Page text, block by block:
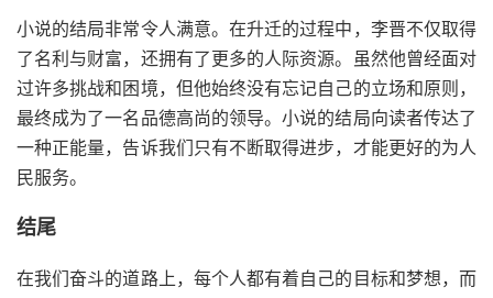
小说的结局非常令人满意。在升迁的过程中，李晋不仅取得
了名利与财富，还拥有了更多的人际资源。虽然他曾经面对
过许多挑战和困境，但他始终没有忘记自己的立场和原则，
最终成为了一名品德高尚的领导。小说的结局向读者传达了
一种正能量，告诉我们只有不断取得进步，才能更好的为人
民服务。
结尾
在我们奋斗的道路上，每个人都有着自己的目标和梦想，而